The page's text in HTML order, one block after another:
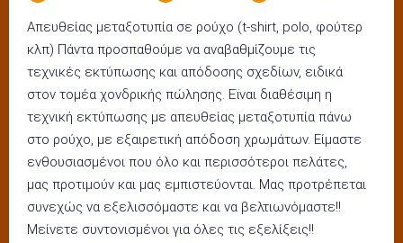
Απευθείας μεταξοτυπία σε ρούχο (t-shirt, polo, φούτερ
κλπ) Πάντα προσπαθούμε να αναβαθμίζουμε τις
τεχνικές εκτύπωσης και απόδοσης σχεδίων, ειδικά
στον τομέα χονδρικής πώλησης. Εϊναι διαθέσιμη η
τεχνική εκτύπωσης με απευθείας μεταξοτυπία πάνω
στο ρούχο, με εξαιρετική απόδοση χρωμάτων. Είμαστε
ενθουσιασμένοι που όλο και περισσότεροι πελάτες,
μας προτιμούν και μας εμπιστεύονται. Μας προτρέπεται
συνεχώς να εξελισσόμαστε και να βελτιωνόμαστε!!
Μείνετε συντονισμένοι για όλες τις εξελίξεις!!